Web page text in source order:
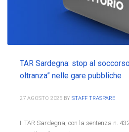
TAR Sardegna: stop al
oltranza” nelle gare pubbliche
27 AGOSTO 2025 BY STAFF TRASPARE
Il TAR Sardegna, con la sentenza n.